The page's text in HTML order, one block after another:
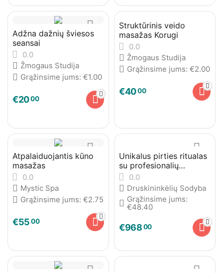
Adžna dažnių šviesos
seansai
0.0
Žmogaus Studija
Grąžinsime jums: €1.00
€2000
Struktūrinis veido
masažas Korugi
0.0
Žmogaus Studija
Grąžinsime jums: €2.00
€4000
Atpalaiduojantis kūno
masažas
0.0
Mystic Spa
Grąžinsime jums: €2.75
€5500
Unikalus pirties ritualas
su profesionalių
pirtininkų programa
0.0
Druskininkėlių Sodyba
Grąžinsime jums:
€48.40
€96800